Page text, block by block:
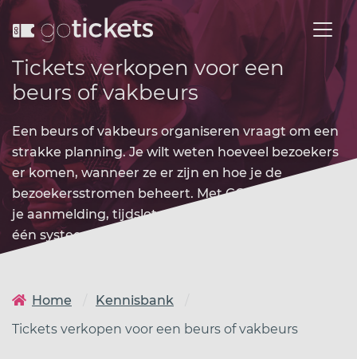
Tickets verkopen voor een
beurs of vakbeurs
Een beurs of vakbeurs organiseren vraagt om een
strakke planning. Je wilt weten hoeveel bezoekers
er komen, wanneer ze er zijn en hoe je de
bezoekersstromen beheert. Met GO-tickets regel
je aanmelding, tijdsloten en toegangscontrole in
één systeem.
Home
Kennisbank
Tickets verkopen voor een beurs of vakbeurs